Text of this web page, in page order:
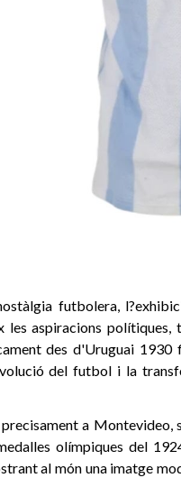
futbolera,
les aspiracions polítiques,
des d'Uruguai
del futbol i la
a
olímpiques del
al món una imatge